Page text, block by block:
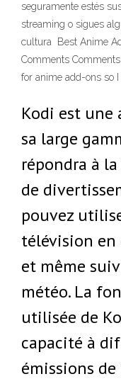
seguramente estés
streaming o sigues
cultura Best Anime
Comments
for anime add-ons so
Kodi est
sa large
répondra à
de
pouvez
télévision en
et même
météo. La
utilisée de
capacité à
émissions